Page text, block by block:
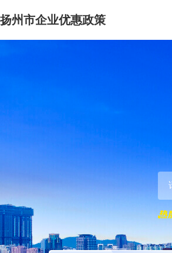
扬州市企业优惠政策